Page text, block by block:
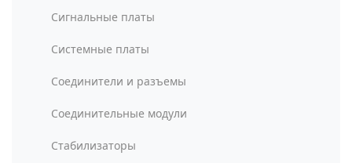
Сигнальные платы
Системные платы
Соединители и разъемы
Соединительные модули
Стабилизаторы